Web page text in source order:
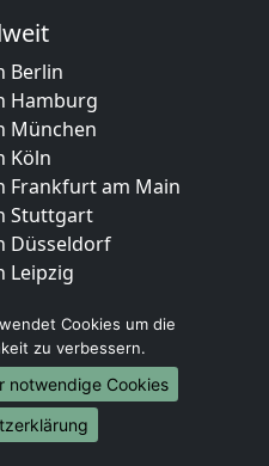
Berlin
Hamburg
München
Köln
Frankfurt am Main
Stuttgart
Düsseldorf
Leipzig
Essen
Bremen
Dresden
Hannover
Nürnberg
Cookies um die
zu verbessern.
notwendige Cookies